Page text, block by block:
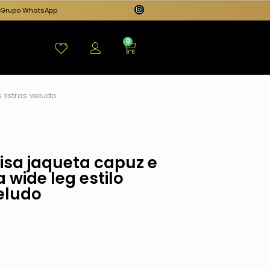
Grupo WhatsApp
0
listras veludo
jaqueta capuz e
leg estilo